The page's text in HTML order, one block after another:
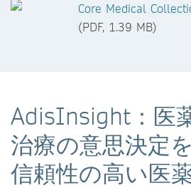
Core Medical
(PDF, 1.39 MB)
AdisInsight：医
治療の意思決定
信頼性の高い医